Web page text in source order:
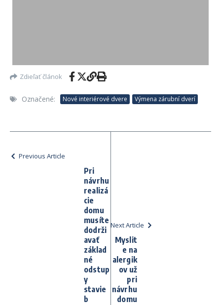
Zdieľať článok
Označené: Nové interiérové dvere Výmena zárubní dverí
Previous Article
Pri
návrhu
realizá
cie
domu
musíte
dodrži
avať
základ
né
odstup
y
stavie
b
Next Article
Myslit
e na
alergik
ov už
pri
návrhu
domu